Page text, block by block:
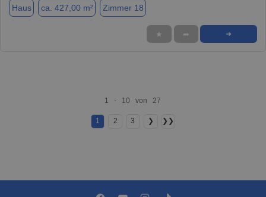
Haus ca. 427,00 m² Zimmer 18
★ ➦ ➜
1 - 10 von 27
1 2 3 ❯ ❯❯